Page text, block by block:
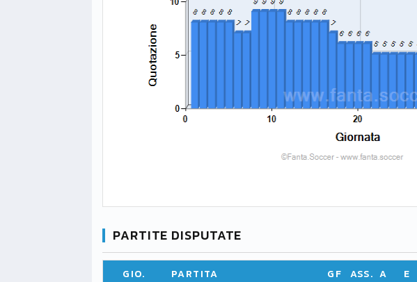
PARTITE DISPUTATE
GIO. PARTITA GF ASS. A E